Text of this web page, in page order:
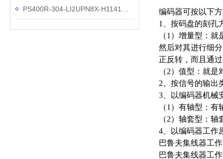
编码器可按以下
1、按码盘的刻孔
（1）增量型：
然后对其进行细
正反转，而且通
（2）值型：就
2、按信号的输出
3、以编码器机械
（1）有轴型：
（2）轴套型：
4、以编码器工作
巴鲁夫集线器工
巴鲁夫集线器工